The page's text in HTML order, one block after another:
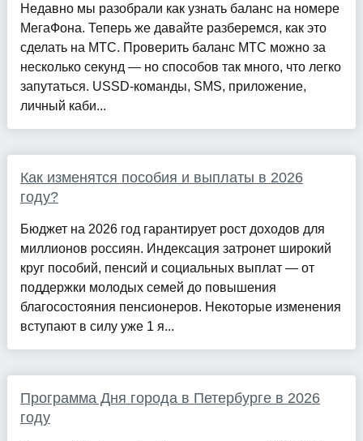
Недавно мы разобрали как узнать баланс на номере
МегаФона. Теперь же давайте разберемся, как это
сделать на МТС. Проверить баланс МТС можно за
несколько секунд — но способов так много, что легко
запутаться. USSD-команды, SMS, приложение,
личный каби...
Как изменятся пособия и выплаты в 2026
году?
Бюджет на 2026 год гарантирует рост доходов для
миллионов россиян. Индексация затронет широкий
круг пособий, пенсий и социальных выплат — от
поддержки молодых семей до повышения
благосостояния пенсионеров. Некоторые изменения
вступают в силу уже 1 я...
Программа Дня города в Петербурге в 2026
году